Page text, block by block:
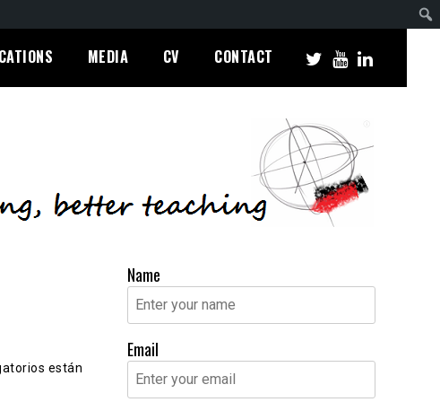
MEDIA CV CONTACT
están
Name
Email